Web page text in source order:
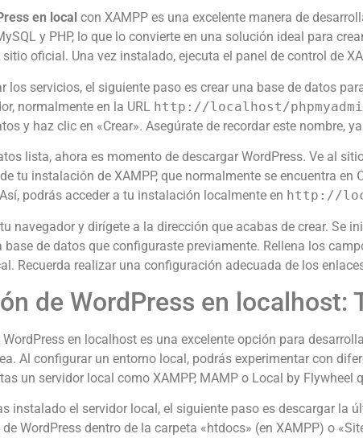
en local con XAMPP es una excelente manera de
y PHP, lo que lo convierte en una solución ideal para
sitio oficial. Una vez instalado, ejecuta el panel de control de
los servicios, el siguiente paso es crear una base de datos
normalmente en la URL http://localhost/
y haz clic en «Crear». Asegúrate de recordar este nombre,
lista, ahora es momento de descargar WordPress. Ve al
de tu instalación de XAMPP, que normalmente se encuentra en
podrás acceder a tu instalación localmente en http://
navegador y dirígete a la dirección que acabas de crear. Se
de datos que configuraste previamente. Rellena los
Recuerda realizar una configuración adecuada de los
de WordPress en localhost:
en localhost es una excelente opción para
Al configurar un entorno local, podrás experimentar con
un servidor local como XAMPP, MAMP o Local by
instalado el servidor local, el siguiente paso es descargar
WordPress dentro de la carpeta «htdocs» (en XAMPP) o